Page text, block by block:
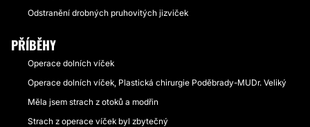
Odstranění drobných pruhovitých jizviček
PŘÍBĚHY
Operace dolních víček
Operace dolních víček, Plastická chirurgie Poděbrady-MUDr. Veliký
Měla jsem strach z otoků a modřin
Strach z operace víček byl zbytečný